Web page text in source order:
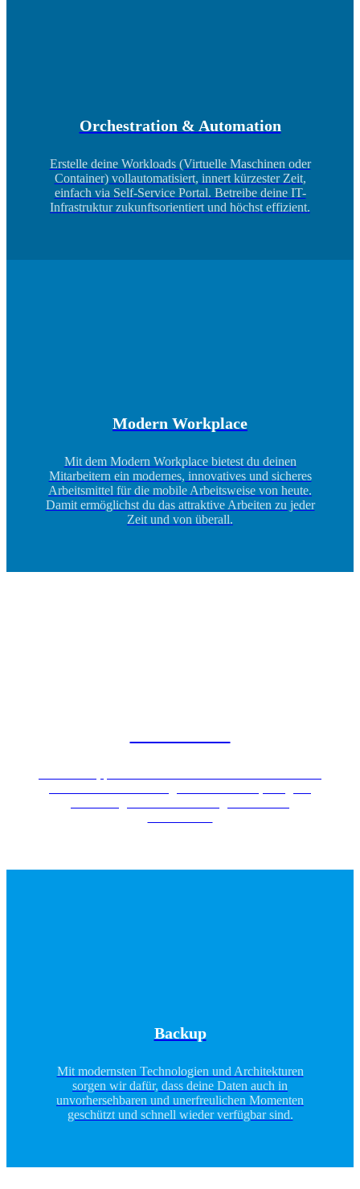
Orchestration & Automation
Erstelle deine Workloads (Virtuelle Maschinen oder
Container) vollautomatisiert, innert kürzester Zeit,
einfach via Self-Service Portal. Betreibe deine IT-
Infrastruktur zukunftsorientiert und höchst effizient.
Modern Workplace
Mit dem Modern Workplace bietest du deinen
Mitarbeitern ein modernes, innovatives und sicheres
Arbeitsmittel für die mobile Arbeitsweise von heute.
Damit ermöglichst du das attraktive Arbeiten zu jeder
Zeit und von überall.
Backup
Mit modernsten Technologien und Architekturen
sorgen wir dafür, dass deine Daten auch in
unvorhersehbaren und unerfreulichen Momenten
geschützt und schnell wieder verfügbar sind.